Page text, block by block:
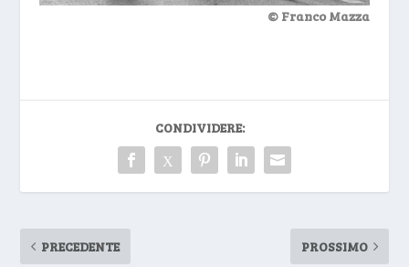
© Franco Mazza
CONDIVIDERE:
PRECEDENTE PROSSIMO